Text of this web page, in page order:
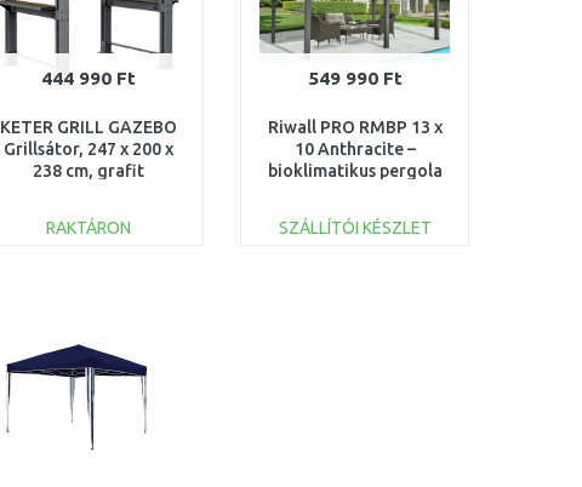
444 990 Ft
KETER GRILL GAZEBO
Grillsátor, 247 x 200 x
238 cm, grafit
RAKTÁRON
549 990 Ft
Riwall PRO RMBP 13 x
10 Anthracite –
bioklimatikus pergola
SZÁLLÍTÓI KÉSZLET